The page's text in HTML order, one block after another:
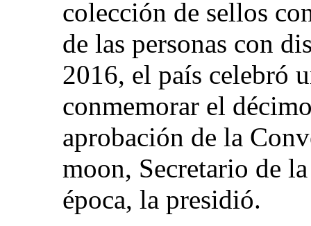
colección de sellos
de las personas con
2016, el país celebró
conmemorar el
aprobación de la
moon, Secretario de
época, la presidió.